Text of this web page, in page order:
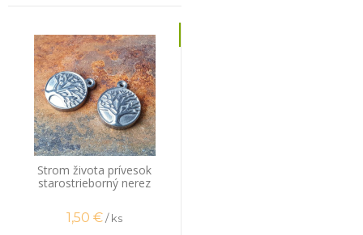
Strom života prívesok
starostrieborný nerez
1,50 €/ ks